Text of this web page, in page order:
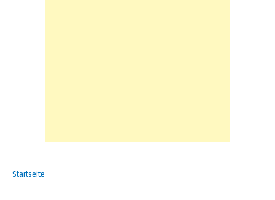
Startseite